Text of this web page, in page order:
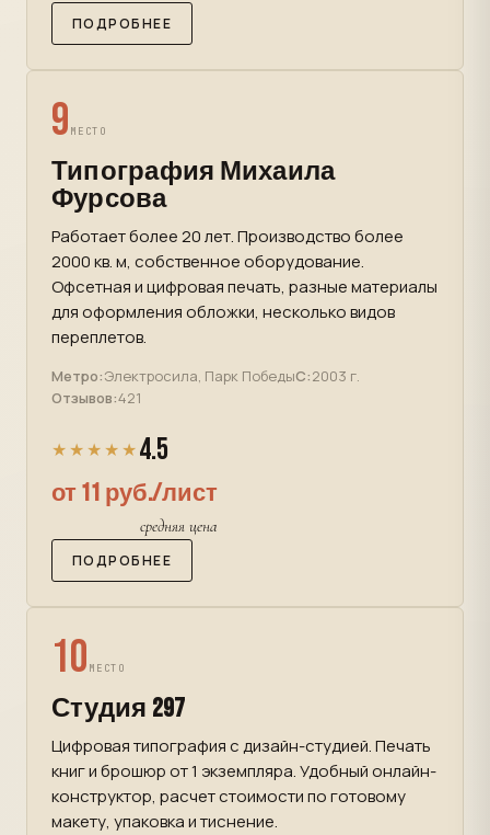
ПОДРОБНЕЕ
9 МЕСТО
Типография Михаила
Фурсова
Работает более 20 лет. Производство более
2000 кв. м, собственное оборудование.
Офсетная и цифровая печать, разные материалы
для оформления обложки, несколько видов
переплетов.
Метро:Электросила, Парк ПобедыС:2003 г.
Отзывов:421
★★★★★ 4.5
от 11 руб./лист
средняя цена
ПОДРОБНЕЕ
10 МЕСТО
Студия 297
Цифровая типография с дизайн-студией. Печать
книг и брошюр от 1 экземпляра. Удобный онлайн-
конструктор, расчет стоимости по готовому
макету, упаковка и тиснение.